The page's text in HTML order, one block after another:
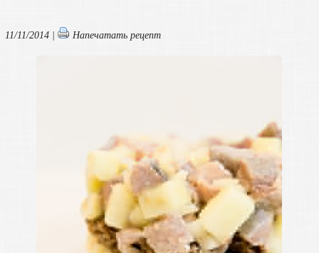
11/11/2014 | Напечатать рецепт